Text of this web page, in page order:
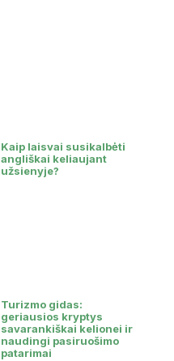
Kaip laisvai susikalbėti
angliškai keliaujant
užsienyje?
Turizmo gidas:
geriausios kryptys
savarankiškai kelionei ir
naudingi pasiruošimo
patarimai